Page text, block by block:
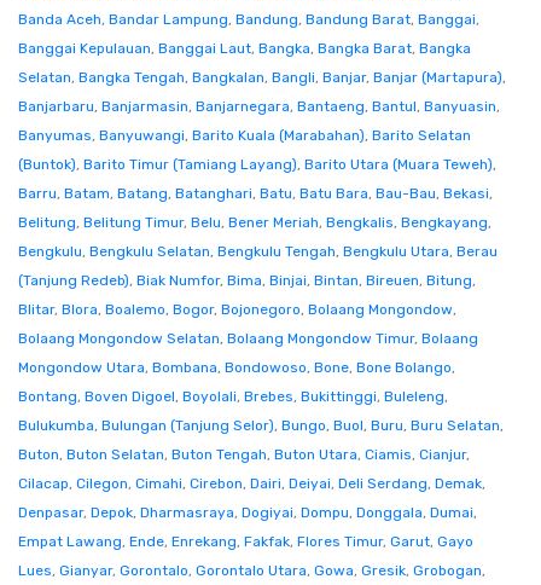
Banda Aceh, Bandar Lampung, Bandung, Bandung Barat, Banggai,
Banggai Kepulauan, Banggai Laut, Bangka, Bangka Barat, Bangka
Selatan, Bangka Tengah, Bangkalan, Bangli, Banjar, Banjar (Martapura),
Banjarbaru, Banjarmasin, Banjarnegara, Bantaeng, Bantul, Banyuasin,
Banyumas, Banyuwangi, Barito Kuala (Marabahan), Barito Selatan
(Buntok), Barito Timur (Tamiang Layang), Barito Utara (Muara Teweh),
Barru, Batam, Batang, Batanghari, Batu, Batu Bara, Bau-Bau, Bekasi,
Belitung, Belitung Timur, Belu, Bener Meriah, Bengkalis, Bengkayang,
Bengkulu, Bengkulu Selatan, Bengkulu Tengah, Bengkulu Utara, Berau
(Tanjung Redeb), Biak Numfor, Bima, Binjai, Bintan, Bireuen, Bitung,
Blitar, Blora, Boalemo, Bogor, Bojonegoro, Bolaang Mongondow,
Bolaang Mongondow Selatan, Bolaang Mongondow Timur, Bolaang
Mongondow Utara, Bombana, Bondowoso, Bone, Bone Bolango,
Bontang, Boven Digoel, Boyolali, Brebes, Bukittinggi, Buleleng,
Bulukumba, Bulungan (Tanjung Selor), Bungo, Buol, Buru, Buru Selatan,
Buton, Buton Selatan, Buton Tengah, Buton Utara, Ciamis, Cianjur,
Cilacap, Cilegon, Cimahi, Cirebon, Dairi, Deiyai, Deli Serdang, Demak,
Denpasar, Depok, Dharmasraya, Dogiyai, Dompu, Donggala, Dumai,
Empat Lawang, Ende, Enrekang, Fakfak, Flores Timur, Garut, Gayo
Lues, Gianyar, Gorontalo, Gorontalo Utara, Gowa, Gresik, Grobogan,